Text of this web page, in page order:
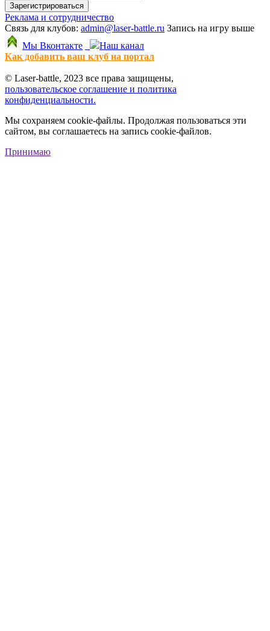
Зарегистрироваться
Реклама и сотрудничество
Связь для клубов: admin@laser-battle.ru Запись на игру выше
Мы Вконтакте
Наш канал
Как добавить ваш клуб на портал
© Laser-battle, 2023 все права защищены,
пользовательское соглашение и политика
конфиденциальности.
Мы сохраняем cookie-файлы. Продолжая пользоваться эти
сайтом, вы соглашаетесь на запись cookie-файлов.
Принимаю